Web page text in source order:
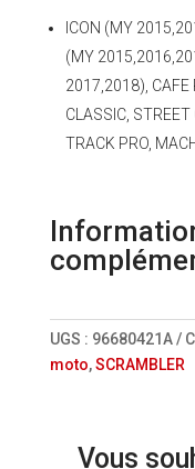
ICON (MY
(MY
2017,2018), CAFE
CLASSIC,
TRACK PRO,
UGS : 96680421A
moto,SCRAMBLER
Vous